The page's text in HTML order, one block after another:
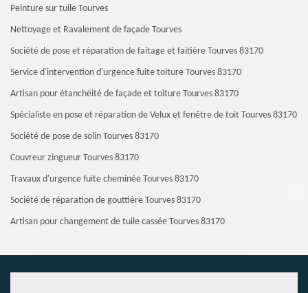
Peinture sur tuile Tourves
Nettoyage et Ravalement de façade Tourves
Société de pose et réparation de faitage et faitière Tourves 83170
Service d'intervention d'urgence fuite toiture Tourves 83170
Artisan pour étanchéité de façade et toiture Tourves 83170
Spécialiste en pose et réparation de Velux et fenêtre de toit Tourves 83170
Société de pose de solin Tourves 83170
Couvreur zingueur Tourves 83170
Travaux d'urgence fuite cheminée Tourves 83170
Société de réparation de gouttière Tourves 83170
Artisan pour changement de tuile cassée Tourves 83170